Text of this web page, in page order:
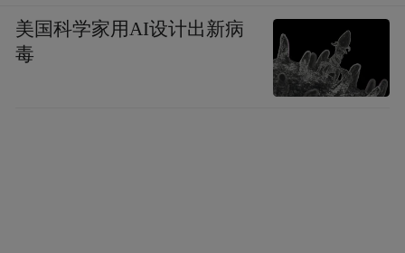
美国科学家用AI设计出新病
毒